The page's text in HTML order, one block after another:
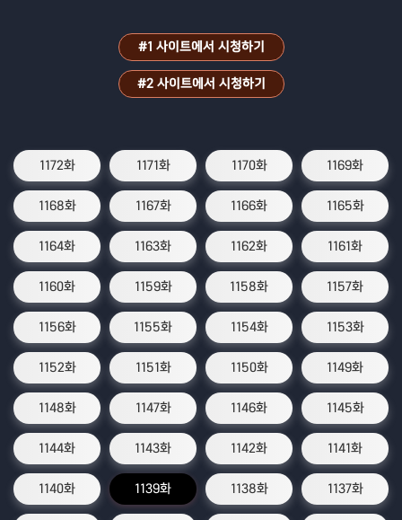
#1 사이트에서 시청하기
#2 사이트에서 시청하기
1172화 1171화 1170화 1169화
1168화 1167화 1166화 1165화
1164화 1163화 1162화 1161화
1160화 1159화 1158화 1157화
1156화 1155화 1154화 1153화
1152화 1151화 1150화 1149화
1148화 1147화 1146화 1145화
1144화 1143화 1142화 1141화
1140화 1139화 1138화 1137화